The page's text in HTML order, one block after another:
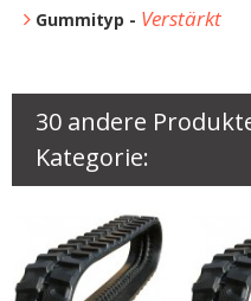
Gummityp - Verstärkt
30 andere
Kategorie: